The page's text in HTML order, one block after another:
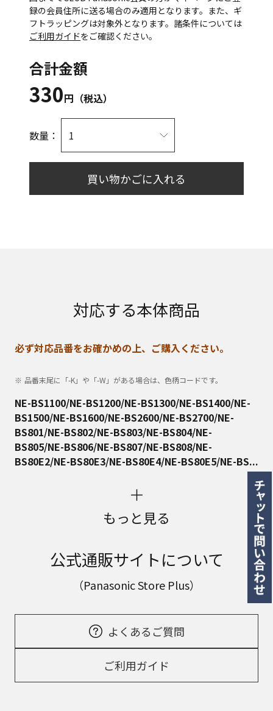
録の会員住所に送る場合のみ適用となります。また、ギ
フトラッピングは対象外となります。諸条件については
ご利用ガイドをご確認ください。
合計金額
330円（税込）
数量：
買い物かごに入れる
対応する本体商品
必ず対応品番をお確かめの上、ご購入ください。
品番末尾に「-K」や「-W」がある場合は、色柄コードです。
NE-BS1100/NE-BS1200/NE-BS1300/NE-BS1400/NE-
BS1500/NE-BS1600/NE-BS2600/NE-BS2700/NE-
BS801/NE-BS802/NE-BS803/NE-BS804/NE-
BS805/NE-BS806/NE-BS807/NE-BS808/NE-
BS80E2/NE-BS80E3/NE-BS80E4/NE-BS80E5/NE-BS...
もっと見る
公式通販サイトについて
（Panasonic Store Plus）
よくあるご質問
ご利用ガイド